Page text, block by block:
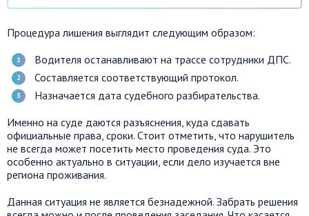
Процедура лишения выглядит следующим образом:
Водителя останавливают на трассе сотрудники ДПС.
Составляется соответствующий протокол.
Назначается дата судебного разбирательства.
Именно на суде даются разъяснения, куда сдавать
официальные права, сроки. Стоит отметить, что нарушитель
не всегда может посетить место проведения суда. Это
особенно актуально в ситуации, если дело изучается вне
региона проживания.
Данная ситуация не является безнадежной. Забрать решения